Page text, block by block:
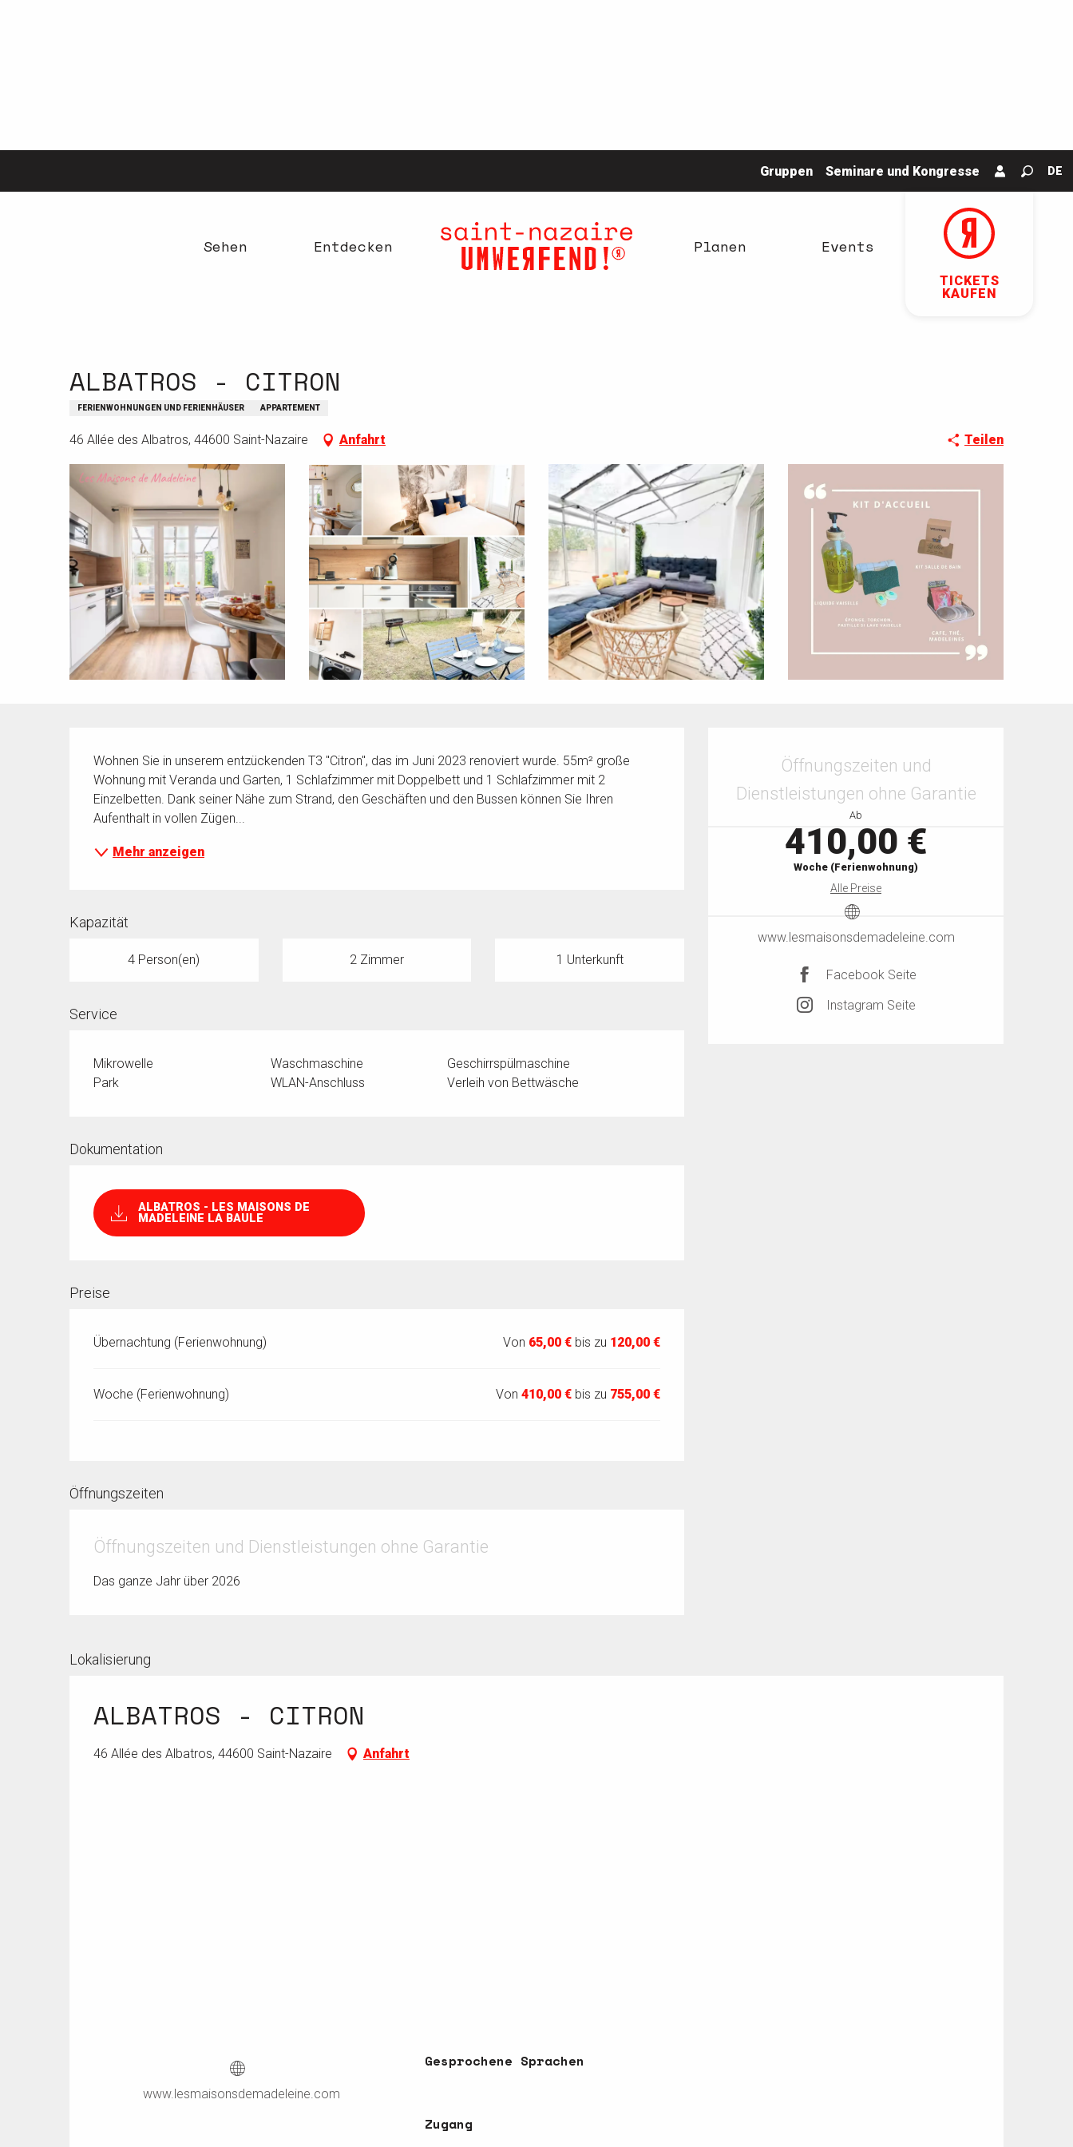
Gruppen Seminare und Kongresse
Suche
DE
TICKETS
KAUFEN
Sehen Entdecken Planen Events
ALBATROS - CITRON
FERIENWOHNUNGEN UND FERIENHÄUSER APPARTEMENT
46 Allée des Albatros, 44600 Saint-Nazaire Anfahrt Teilen
Öffnungszeiten und
Dienstleistungen ohne Garantie
Ab
410,00 €
Woche (Ferienwohnung)
Alle Preise
www.lesmaisonsdemadeleine.com
Facebook Seite
Instagram Seite
Wohnen Sie in unserem entzückenden T3 "Citron", das im Juni 2023 renoviert wurde. 55m² große
Wohnung mit Veranda und Garten, 1 Schlafzimmer mit Doppelbett und 1 Schlafzimmer mit 2
Einzelbetten. Dank seiner Nähe zum Strand, den Geschäften und den Bussen können Sie Ihren
Aufenthalt in vollen Zügen...
Mehr anzeigen
Kapazität
4 Person(en) 2 Zimmer 1 Unterkunft
Service
Mikrowelle Waschmaschine
Geschirrspülmaschine
Park
WLAN-Anschluss Verleih von Bettwäsche
Dokumentation
ALBATROS - LES MAISONS DE
MADELEINE LA BAULE
Preise
Übernachtung (Ferienwohnung) Von 65,00 € bis zu 120,00 €
Woche (Ferienwohnung) Von410,00 € bis zu 755,00 €
Öffnungszeiten
Öffnungszeiten und Dienstleistungen ohne Garantie
Das ganze Jahr über 2026
Lokalisierung
ALBATROS - CITRON
46 Allée des Albatros, 44600 Saint-Nazaire Anfahrt
www.lesmaisonsdemadeleine.com
Gesprochene Sprachen
Gesprochene Sprachen
Zugang
Zugang